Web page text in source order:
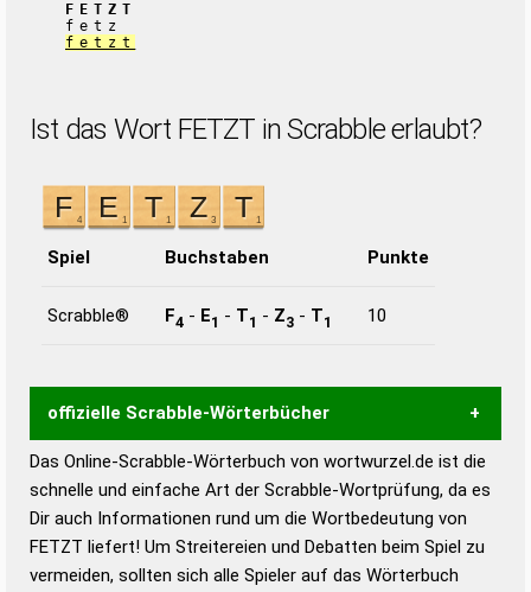
FETZT
fetz
fetzt
Ist das Wort FETZT in Scrabble erlaubt?
Spiel Buchstaben Punkte
Scrabble® F4 - E1 - T1 - Z3 - T1 10
offizielle Scrabble-Wörterbücher
Wortwurzel liefert mit Hilfe eines semantischen
Wortanalyse-Algorithmus gute Anhaltspunkte zu
Wortbedeutung, Worttrennung und Wortform, um die
Gültigkeit eines Wortes für das Scrabble-Spiel zu
Das Online-Scrabble-Wörterbuch von wortwurzel.de ist die
schnelle und einfache Art der Scrabble-Wortprüfung, da es
Dir auch Informationen rund um die Wortbedeutung von
FETZT liefert! Um Streitereien und Debatten beim Spiel zu
vermeiden, sollten sich alle Spieler auf das Wörterbuch